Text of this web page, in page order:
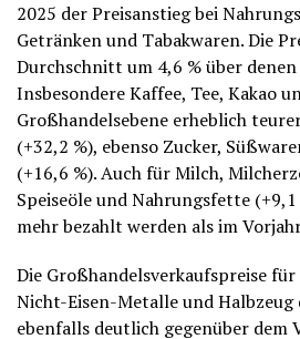
2025 der Preisanstieg bei
Getränken und Tabakwaren. Die
Durchschnitt um 4,6 % über
Insbesondere Kaffee, Tee, Kakao
Großhandelsebene erheblich
(+32,2 %), ebenso Zucker,
(+16,6 %). Auch für Milch,
Speiseöle und Nahrungsfette
mehr bezahlt werden als im
Die Großhandelsverkaufspreise
Nicht-Eisen-Metalle und Halbzeug
ebenfalls deutlich gegenüber dem